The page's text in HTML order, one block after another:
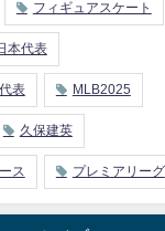
フィギュアスケート
本代表
表 MLB2025
久保建英
ス プレミアリーグ